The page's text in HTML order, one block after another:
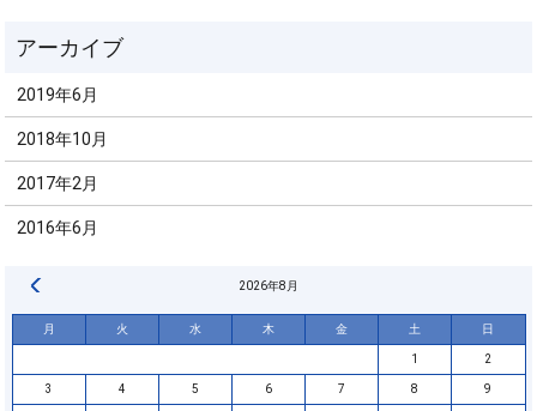
2019年6月
2018年10月
2017年2月
2016年6月
2026年8月
月 火 水 木 金 土 日
1 2
3 4 5 6 7 8 9